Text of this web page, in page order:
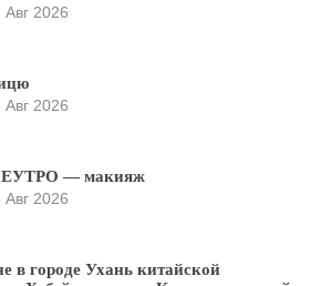
Авг 2026
Авг 2026
— макияж
Авг 2026
в городе Ухань китайской